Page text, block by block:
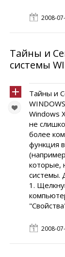
2008-
Тайны и
системы
Тайны и
Windows
не
более
функция
которые,
системы.
1.
2008-